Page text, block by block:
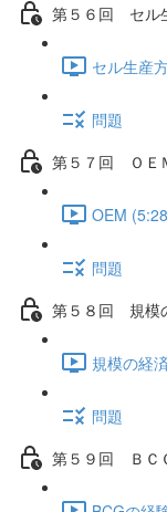
第５６回 セル
セル生産
問題
第５７回 ＯＥ
OEM
問題
第５８回 規模
規模の経
問題
第５９回 ＢＣ